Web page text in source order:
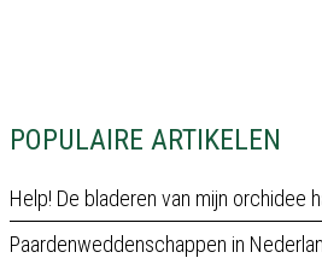
POPULAIRE ARTIKELEN
Help! De bladeren van mijn orchidee
Paardenweddenschappen in